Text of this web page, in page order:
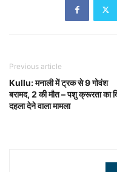
Previous article
Kullu: मनाली में ट्रक से 9 गोवंश
बरामद, 2 की मौत – पशु क्रूरता का
दहला देने वाला मामला